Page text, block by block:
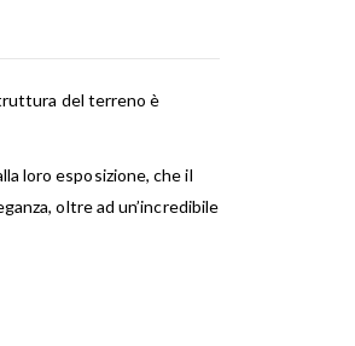
del terreno è
loro esposizione, che il
oltre ad un’incredibile